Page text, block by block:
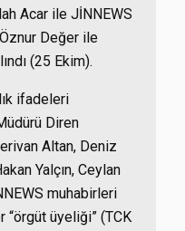
Acar ile JİNNEWS
Değer ile
(25 Ekim).
ifadeleri
Diren
Altan, Deniz
Yalçın, Ceylan
muhabirleri
“örgüt üyeliği” (TCK